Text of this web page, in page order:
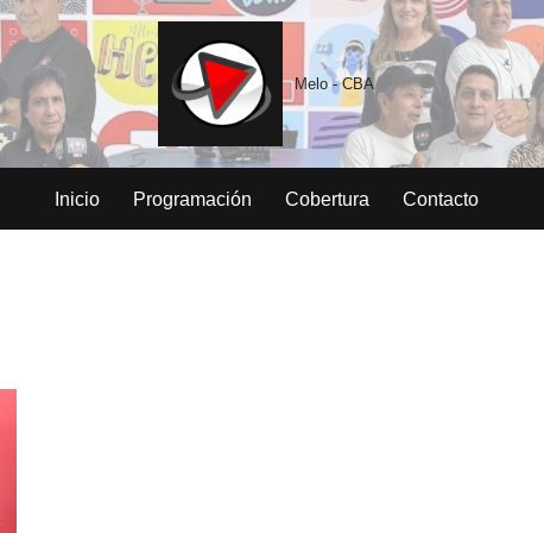
Melo - CBA
Inicio Programación Cobertura Contacto